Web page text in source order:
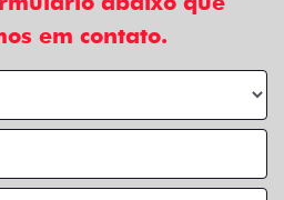
em contato.